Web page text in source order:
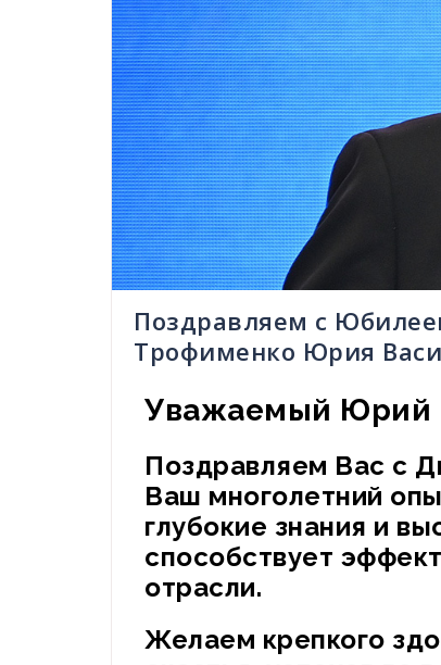
Поздравляем с
Трофименко Юрия
Уважаемый Юрий
Поздравляем Вас с
Ваш многолетний
глубокие знания и
способствует
отрасли.
Желаем крепкого